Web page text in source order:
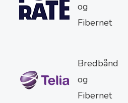
og
Fibernet
Bredbånd
og
Fibernet